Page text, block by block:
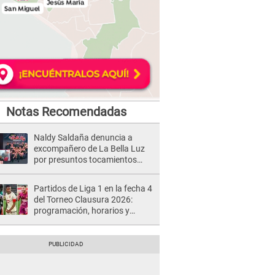
Notas Recomendadas
Naldy Saldaña denuncia a
excompañero de La Bella Luz
por presuntos tocamientos
Partidos de Liga 1 en la fecha 4
del Torneo Clausura 2026:
programación, horarios y